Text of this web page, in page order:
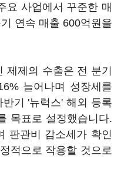
요 사업에서 꾸준한 매
연속 매출 600억원을
제제의 수출은 전 분기
늘어나며 성장세를
기 '뉴럭스' 해외 등록
목표로 설정했습니다.
판관비 감소세가 확인
적으로 작용할 것으로